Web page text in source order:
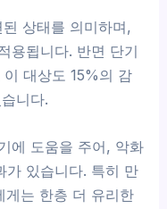
상태를 의미하며,
용됩니다. 반면 단기
대상도 15%의 감
니다.
에 도움을 주어, 악화
가 있습니다. 특히 만
게는 한층 더 유리한